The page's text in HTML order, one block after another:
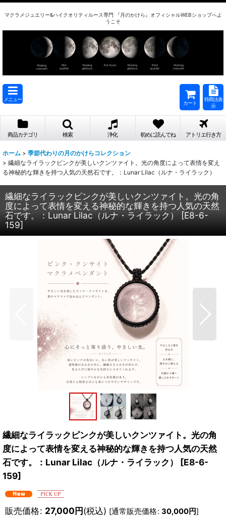
マクラメジュエリー&ハイクオリティルース専門 『月のかけら』オフィシャルWEBショップへよ
うこそ
メニュー
カート
特商法表
示
商品カテゴリ 検索 浄化 初めに読んでね アトリエ行き方
ホーム > 季節代わりの月のかけらコレクション
> 繊細なライラックピンクが美しいクンツァイト。光の角度によって表情を変え
る神秘的な輝きを持つ人気の天然石です。：Lunar Lilac（ルナ・ライラック）
繊細なライラックピンクが美しいクンツァイト。光の角
度によって表情を変える神秘的な輝きを持つ人気の天然
石です。：Lunar Lilac（ルナ・ライラック）
[E8-6-
159]
繊細なライラックピンクが美しいクンツァイト。光の角
度によって表情を変える神秘的な輝きを持つ人気の天然
石です。：Lunar Lilac（ルナ・ライラック）
[E8-6-
159]
販売価格: 27,000円(税込) [通常販売価格: 30,000円]